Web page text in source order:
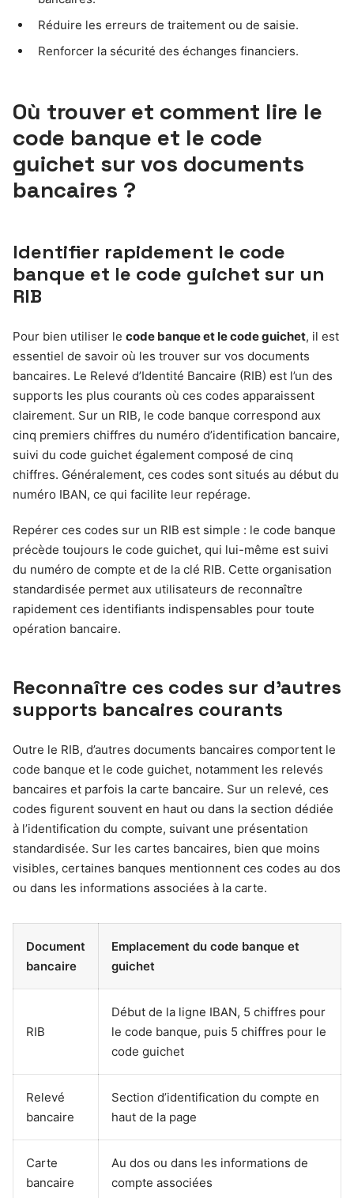
Réduire les erreurs de traitement ou de saisie.
Renforcer la sécurité des échanges financiers.
Où trouver et comment lire le
code banque et le code
guichet sur vos documents
bancaires ?
Identifier rapidement le code
banque et le code guichet sur un
RIB
Pour bien utiliser le code banque et le code guichet, il est
essentiel de savoir où les trouver sur vos documents
bancaires. Le Relevé d’Identité Bancaire (RIB) est l’un des
supports les plus courants où ces codes apparaissent
clairement. Sur un RIB, le code banque correspond aux
cinq premiers chiffres du numéro d’identification bancaire,
suivi du code guichet également composé de cinq
chiffres. Généralement, ces codes sont situés au début du
numéro IBAN, ce qui facilite leur repérage.
Repérer ces codes sur un RIB est simple : le code banque
précède toujours le code guichet, qui lui-même est suivi
du numéro de compte et de la clé RIB. Cette organisation
standardisée permet aux utilisateurs de reconnaître
rapidement ces identifiants indispensables pour toute
opération bancaire.
Reconnaître ces codes sur d’autres
supports bancaires courants
Outre le RIB, d’autres documents bancaires comportent le
code banque et le code guichet, notamment les relevés
bancaires et parfois la carte bancaire. Sur un relevé, ces
codes figurent souvent en haut ou dans la section dédiée
à l’identification du compte, suivant une présentation
standardisée. Sur les cartes bancaires, bien que moins
visibles, certaines banques mentionnent ces codes au dos
ou dans les informations associées à la carte.
Document
bancaire
Emplacement du code banque et
guichet
RIB
Début de la ligne IBAN, 5 chiffres pour
le code banque, puis 5 chiffres pour le
code guichet
Relevé
bancaire
Section d’identification du compte en
haut de la page
Carte
bancaire
Au dos ou dans les informations de
compte associées